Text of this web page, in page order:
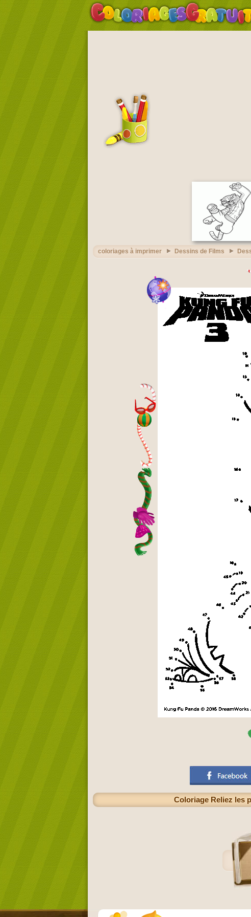
coloriages à imprimer Dessins de Films
Coloriage Reliez les